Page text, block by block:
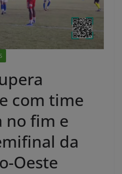
com time
no fim e
da
Oeste